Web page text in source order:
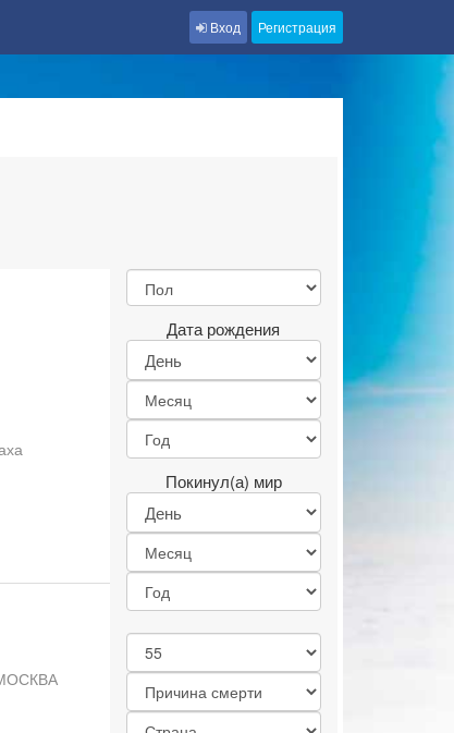
Вход Регистрация
Дата рождения
Покинул(а) мир